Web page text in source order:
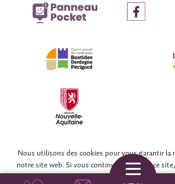
© COLLECTIF WEB DORDOGNE
Nous utilisons des cookies pour vous garantir la
notre site web. Si vous continuez à utiliser ce
vous en êtes satisfait.